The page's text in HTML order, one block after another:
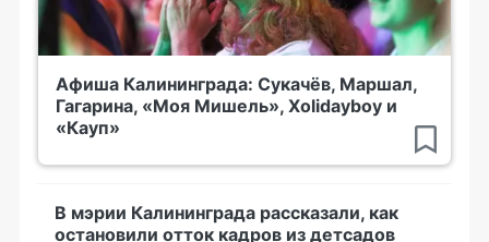
Афиша Калининграда: Сукачёв, Маршал,
Гагарина, «Моя Мишель», Xolidayboy и
«Кауп»
В мэрии Калининграда рассказали, как
остановили отток кадров из детсадов